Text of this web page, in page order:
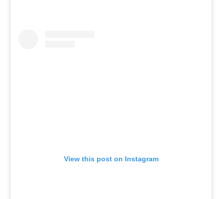
View this post on Instagram